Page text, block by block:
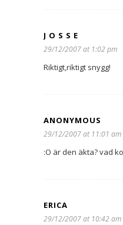
J O S S E
29/12/2007 at 1:02 pm
Riktigt,riktigt snygg!
ANONYMOUS
29/12/2007 at 11:01 am
:O är den äkta? vad
ERICA
29/12/2007 at 10:42 am